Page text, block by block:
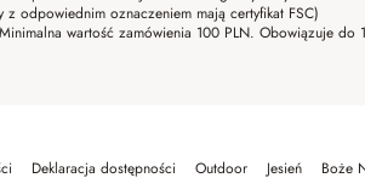
odpowiednim oznaczeniem mają certyfikat FSC)
wartość zamówienia 100 PLN. Obowiązuje
Deklaracja dostępności Outdoor Jesień Boże